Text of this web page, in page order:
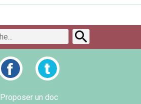
Proposer un doc